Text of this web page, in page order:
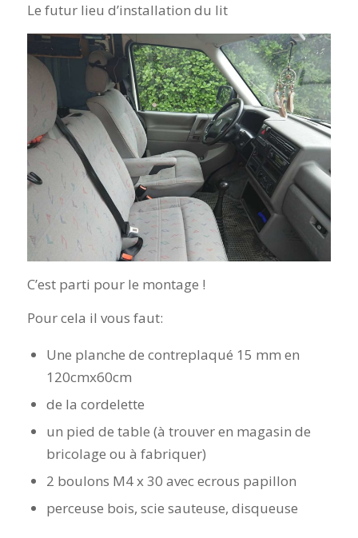
Le futur lieu d’installation du lit
C’est parti pour le montage !
Pour cela il vous faut:
Une planche de contreplaqué 15 mm en
120cmx60cm
de la cordelette
un pied de table (à trouver en magasin de
bricolage ou à fabriquer)
2 boulons M4 x 30 avec ecrous papillon
perceuse bois, scie sauteuse, disqueuse